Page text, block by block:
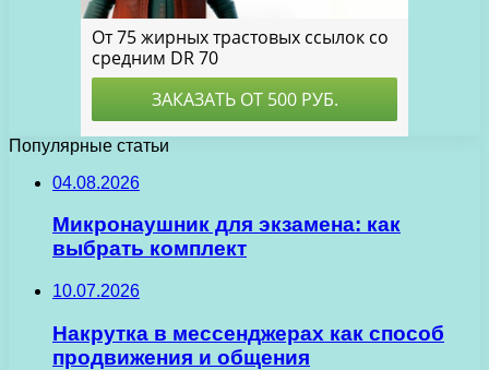
Популярные статьи
04.08.2026
Микронаушник для экзамена: как
выбрать комплект
10.07.2026
Накрутка в мессенджерах как способ
продвижения и общения